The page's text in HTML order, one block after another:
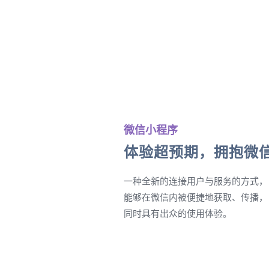
微信小程序
体验超预期，拥抱微
一种全新的连接用户与服务的方式，
能够在微信内被便捷地获取、传播，
同时具有出众的使用体验。